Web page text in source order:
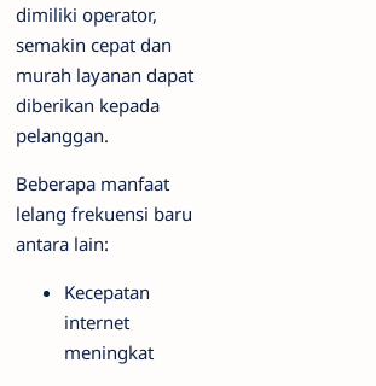
dimiliki operator,
semakin cepat dan
murah layanan dapat
diberikan kepada
pelanggan.
Beberapa manfaat
lelang frekuensi baru
antara lain:
Kecepatan
internet
meningkat